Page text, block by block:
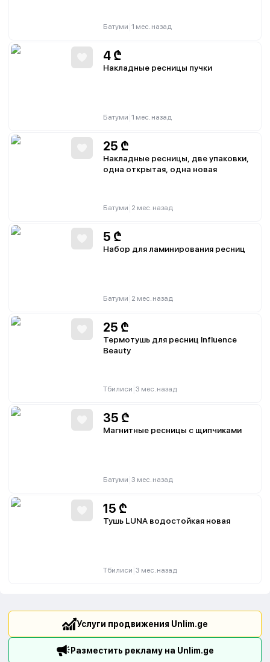
Батуми 1 мес. назад
4 ₾
Накладные ресницы пучки
Батуми 1 мес. назад
25 ₾
Накладные ресницы, две упаковки,
одна открытая, одна новая
Батуми 2 мес. назад
5 ₾
Набор для ламинирования ресниц
Батуми 2 мес. назад
25 ₾
Термотушь для ресниц Influence
Beauty
Тбилиси 3 мес. назад
35 ₾
Магнитные ресницы с щипчиками
Батуми 3 мес. назад
15 ₾
Тушь LUNA водостойкая новая
Тбилиси 3 мес. назад
Услуги продвижения Unlim.ge
Разместить рекламу на Unlim.ge